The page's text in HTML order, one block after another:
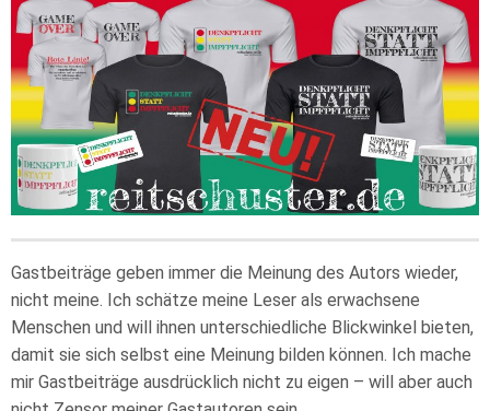
Gastbeiträge geben immer die Meinung des Autors wieder,
nicht meine. Ich schätze meine Leser als erwachsene
Menschen und will ihnen unterschiedliche Blickwinkel bieten,
damit sie sich selbst eine Meinung bilden können. Ich mache
mir Gastbeiträge ausdrücklich nicht zu eigen – will aber auch